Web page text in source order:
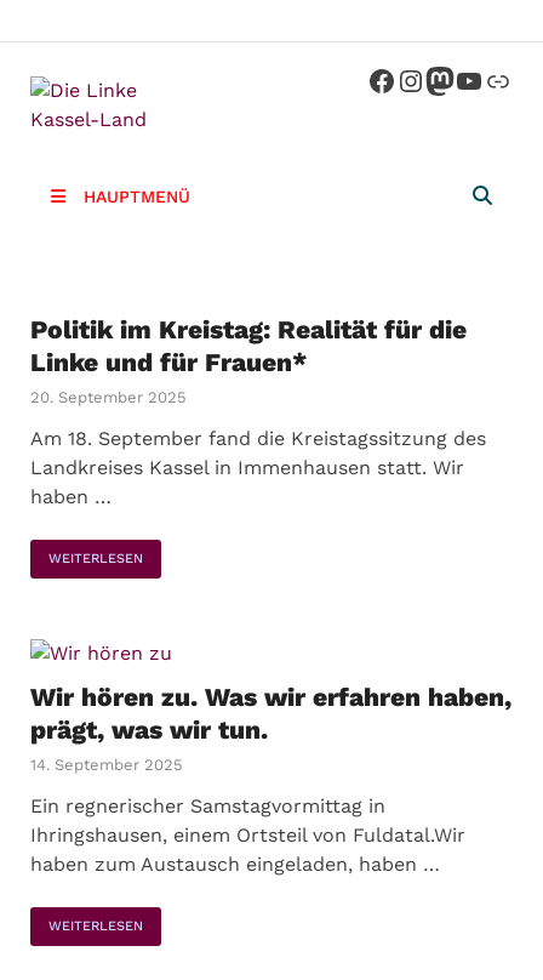
HAUPTMENÜ
Politik im Kreistag: Realität für die
Linke und für Frauen*
20. September 2025
Am 18. September fand die Kreistagssitzung des
Landkreises Kassel in Immenhausen statt. Wir
haben …
WEITERLESEN
Wir hören zu. Was wir erfahren haben,
prägt, was wir tun.
14. September 2025
Ein regnerischer Samstagvormittag in
Ihringshausen, einem Ortsteil von Fuldatal.Wir
haben zum Austausch eingeladen, haben …
WEITERLESEN